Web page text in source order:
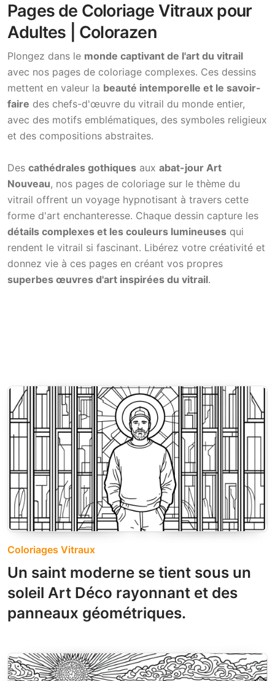
Pages de Coloriage Vitraux pour
Adultes | Colorazen
Plongez dans le monde captivant de l'art du vitrail
avec nos pages de coloriage complexes. Ces dessins
mettent en valeur la beauté intemporelle et le savoir-
faire des chefs-d'œuvre du vitrail du monde entier,
avec des motifs emblématiques, des symboles religieux
et des compositions abstraites.
Des cathédrales gothiques aux abat-jour Art
Nouveau, nos pages de coloriage sur le thème du
vitrail offrent un voyage hypnotisant à travers cette
forme d'art enchanteresse. Chaque dessin capture les
détails complexes et les couleurs lumineuses qui
rendent le vitrail si fascinant. Libérez votre créativité et
donnez vie à ces pages en créant vos propres
superbes œuvres d'art inspirées du vitrail.
Coloriages Vitraux
Un saint moderne se tient sous un
soleil Art Déco rayonnant et des
panneaux géométriques.